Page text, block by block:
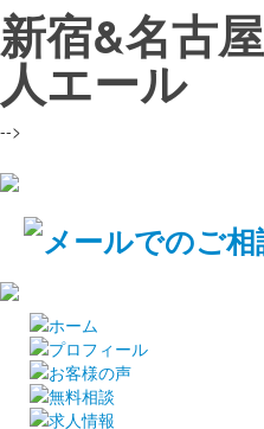
新宿&名古
人エール
-->